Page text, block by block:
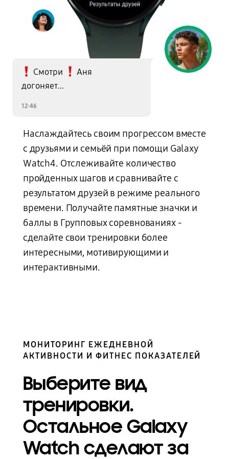
Смотри
Аня
догоняет…
12:46
Наслаждайтесь своим прогрессом вместе
с друзьями и семьёй при помощи Galaxy
Watch4. Отслеживайте количество
пройденных шагов и сравнивайте с
результатом друзей в режиме реального
времени. Получайте памятные значки и
баллы в Групповых соревнованиях -
сделайте свои тренировки более
интересными, мотивирующими и
интерактивными.
МОНИТОРИНГ ЕЖЕДНЕВНОЙ
АКТИВНОСТИ И ФИТНЕС ПОКАЗАТЕЛЕЙ
Выберите вид
тренировки.
Остальное Galaxy
Watch сделают за